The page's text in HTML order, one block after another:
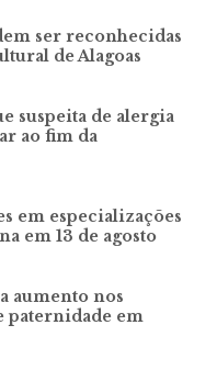
ser reconhecidas
de Alagoas
suspeita de alergia
ao fim da
em especializações
em 13 de agosto
aumento nos
paternidade em